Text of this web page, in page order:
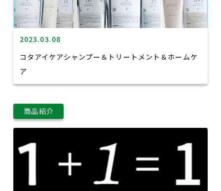
2023.03.08
コタアイケアシャンプー＆トリートメント＆ホームケ
ア
商品紹介